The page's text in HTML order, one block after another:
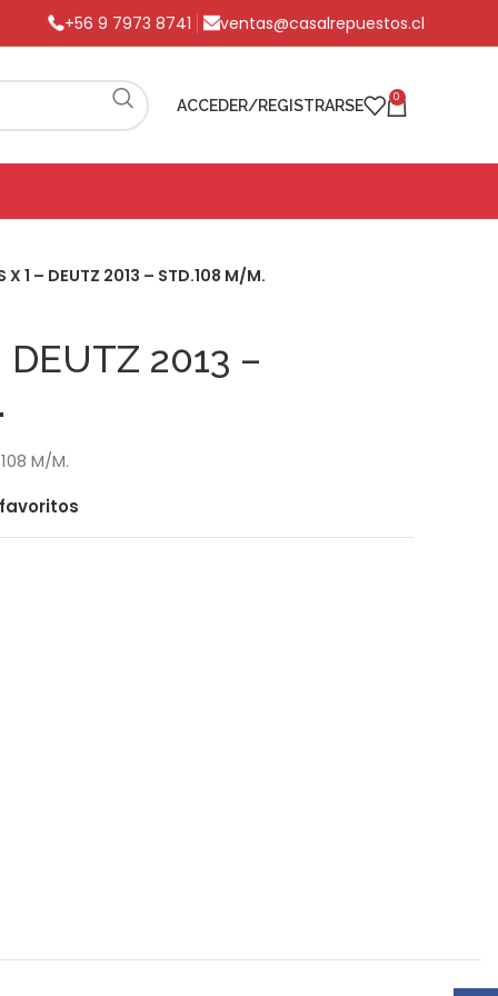
+56 9 7973 8741 ventas@casalrepuestos.cl
ACCEDER/REGISTRARSE 0
X 1 – DEUTZ 2013 – STD.108 M/M.
2013 –
M/M.